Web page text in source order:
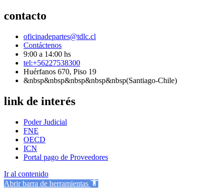
contacto
oficinadepartes@tdlc.cl
Contáctenos
9:00 a 14:00 hs
tel:+56227538300
Huérfanos 670, Piso 19
&nbsp&nbsp&nbsp&nbsp&nbsp(Santiago-Chile)
link de interés
Poder Judicial
FNE
OECD
ICN
Portal pago de Proveedores
Ir al contenido
Abrir barra de herramientas